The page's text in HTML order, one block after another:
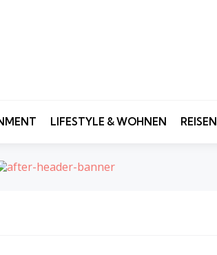
LIFESTYLE & WOHNEN REISEN